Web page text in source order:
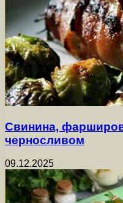
Свинина,
черносливом
09.12.2025